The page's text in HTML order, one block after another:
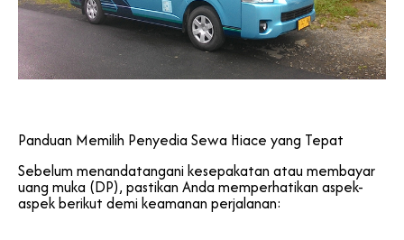
Panduan Memilih Penyedia Sewa Hiace yang Tepat
Sebelum menandatangani kesepakatan atau membayar
uang muka (DP), pastikan Anda memperhatikan aspek-
aspek berikut demi keamanan perjalanan: